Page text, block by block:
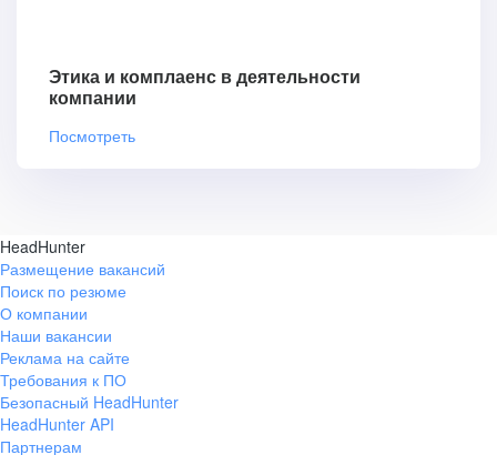
Этика и комплаенс в деятельности
компании
Посмотреть
HeadHunter
Размещение вакансий
Поиск по резюме
О компании
Наши вакансии
Реклама на сайте
Требования к ПО
Безопасный HeadHunter
HeadHunter API
Партнерам